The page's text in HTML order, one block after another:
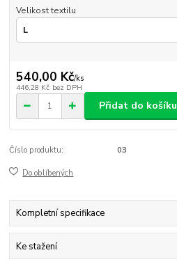
Velikost textilu
540,00 Kč/ks
446,28 Kč bez DPH
Přidat do košíku
Číslo produktu: 03
Do oblíbených
Kompletní specifikace
Ke stažení